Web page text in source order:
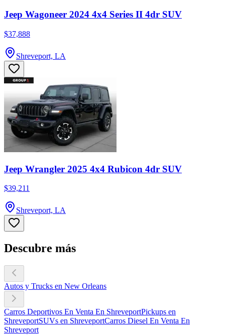
Jeep Wagoneer 2024 4x4 Series II 4dr SUV
$37,888
Shreveport, LA
Jeep Wrangler 2025 4x4 Rubicon 4dr SUV
$39,211
Shreveport, LA
Descubre más
Autos y Trucks en New Orleans
Carros Deportivos En Venta En ShreveportPickups en
ShreveportSUVs en ShreveportCarros Diesel En Venta En
Shreveport